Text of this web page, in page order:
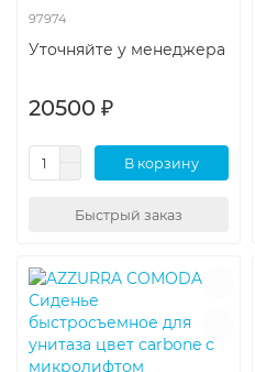
97974
Уточняйте у менеджера
20500 ₽
В корзину
Быстрый заказ